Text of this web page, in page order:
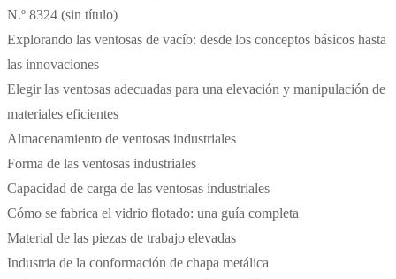
N.º 8324 (sin título)
Explorando las ventosas de vacío: desde los conceptos básicos hasta
las innovaciones
Elegir las ventosas adecuadas para una elevación y manipulación de
materiales eficientes
Almacenamiento de ventosas industriales
Forma de las ventosas industriales
Capacidad de carga de las ventosas industriales
Cómo se fabrica el vidrio flotado: una guía completa
Material de las piezas de trabajo elevadas
Industria de la conformación de chapa metálica